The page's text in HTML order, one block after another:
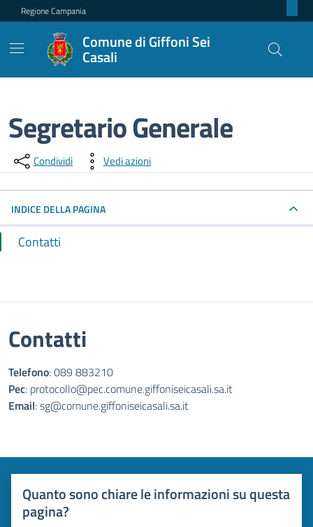
Regione Campania
Comune di Giffoni Sei
Casali
Segretario Generale
Dettagli del punto di contatto
Condividi Vedi azioni
INDICE DELLA PAGINA
Contatti
Contatti
Telefono: 089 883210
Pec: protocollo@pec.comune.giffoniseicasali.sa.it
Email: sg@comune.giffoniseicasali.sa.it
Quanto sono chiare le informazioni su questa
pagina?